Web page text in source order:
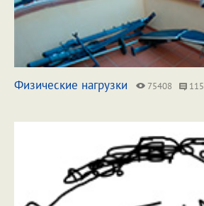
Физические нагрузки 75408 115